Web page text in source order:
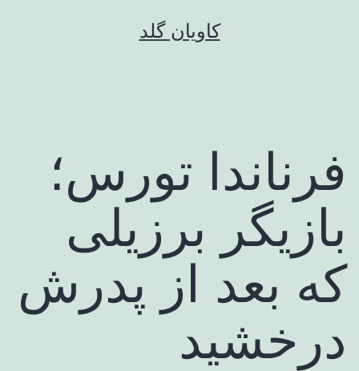
کاویان گلد
فرناندا تورس؛
بازیگر برزیلی
که بعد از پدرش
درخشید